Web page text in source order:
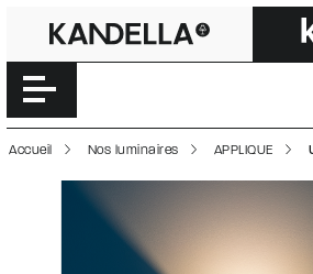
U. W |
Accéder directement au contenu de la
Accueil Nos luminaires APPLIQUE